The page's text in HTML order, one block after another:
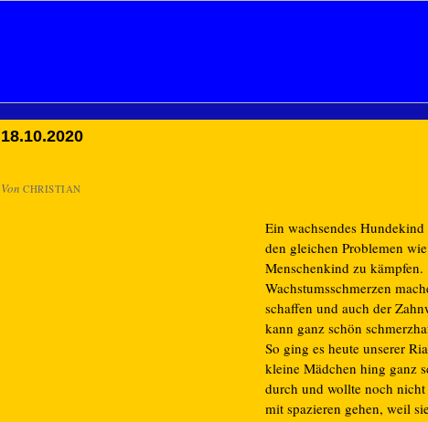
18.10.2020
Von CHRISTIAN
Ein wachsendes
den gleichen Problemen
Menschenkind zu kämpfen.
Wachstumsschmerzen
schaffen und auch der
kann ganz schön
So ging es heute unserer
kleine Mädchen hing ganz
durch und wollte noch
mit spazieren gehen, weil